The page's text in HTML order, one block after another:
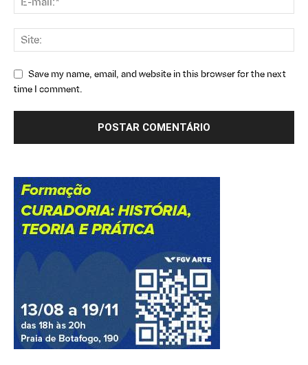
Save my name, email, and website in this browser for the next
time I comment.